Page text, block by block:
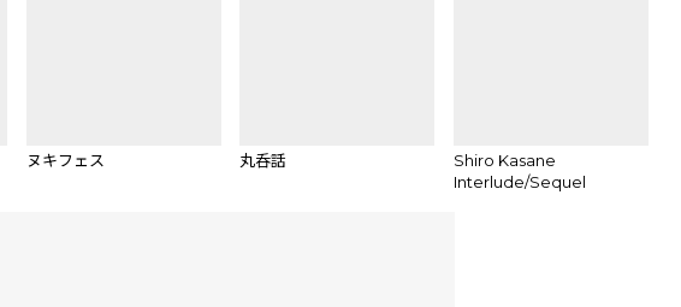
ヌキフェス 丸呑話
Shiro Kasane
Interlude/Sequel